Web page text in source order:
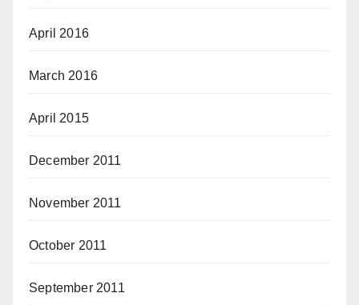
April 2016
March 2016
April 2015
December 2011
November 2011
October 2011
September 2011